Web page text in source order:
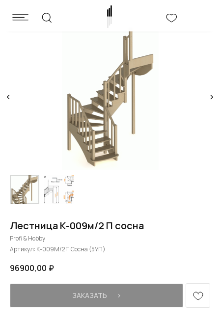
Лестница К-009м/2 П сосна
Profi & Hobby
Артикул: К-009М/2П Сосна (5УП)
96900,00 ₽
ЗАКАЗАТЬ⠀⠀›